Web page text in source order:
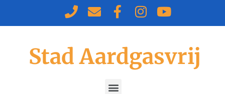
Stad Aardgasvrij